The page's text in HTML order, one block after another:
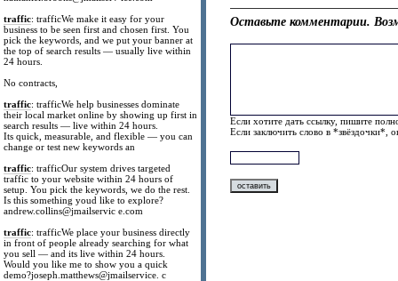
traffic: trafficWe make it easy for your
business to be seen first and chosen first. You
pick the keywords, and we put your banner at
the top of search results — usually live within
24 hours.
No contracts,
traffic: trafficWe help businesses dominate
their local market online by showing up first in
search results — live within 24 hours.
Its quick, measurable, and flexible — you can
change or test new keywords an
traffic: trafficOur system drives targeted
traffic to your website within 24 hours of
setup. You pick the keywords, we do the rest.
Is this something youd like to explore?
andrew.collins@jmailservic e.com
traffic: trafficWe place your business directly
in front of people already searching for what
you sell — and its live within 24 hours.
Would you like me to show you a quick
demo?joseph.matthews@jmailservice. c
Оставьте комментарии.
Если хотите дать ссылку, пишите
Если заключить слово в *звёздочки*,